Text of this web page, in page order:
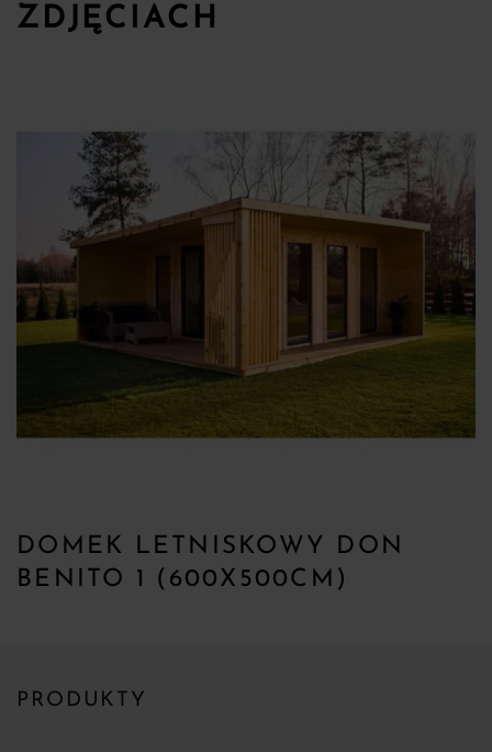
ZDJĘCIACH
DOMEK LETNISKOWY DON
BENITO 1 (600X500CM)
PRODUKTY